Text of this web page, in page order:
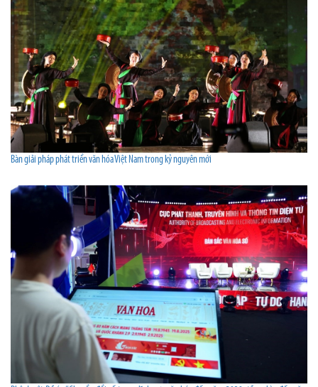
Bàn giải pháp phát triển văn hóa Việt Nam trong kỷ nguyên mới